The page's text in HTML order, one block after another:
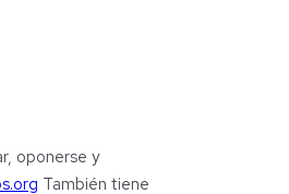
oponerse y
También tiene